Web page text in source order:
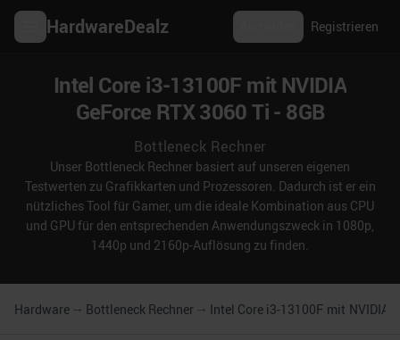
HardwareDealz Registrieren
Intel Core i3-13100F mit NVIDIA
GeForce RTX 3060 Ti - 8GB
Bottleneck Rechner
Unser Bottleneck Rechner basiert auf unseren eigenen
Testwerten zu Grafikkarten und Prozessoren. Dadurch ist er ein
nützliches Tool für Gamer, um die ideale Kombination aus CPU
und GPU für den entsprechenden Anwendungszweck in 1080p,
1440p und 2160p-Auflösung zu finden.
Hardware Bottleneck Rechner Intel Core i3-13100F mit NVIDIA